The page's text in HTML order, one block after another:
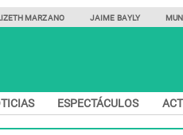
MARZANO JAIME BAYLY
ESPECTÁCULOS